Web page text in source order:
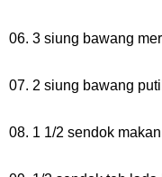
06. 3 siung bawang
07. 2 siung bawang
08. 1 1/2 sendok